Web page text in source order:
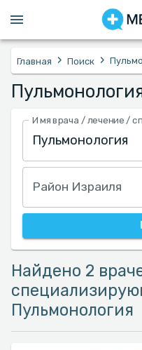
Главная › Поиск ›
Имя врача / лечение /
Район Израиля
Найдено 2
Пульмонология